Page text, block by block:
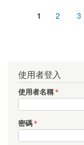
1 2 3
使用者登入
使用者名稱*
密碼*